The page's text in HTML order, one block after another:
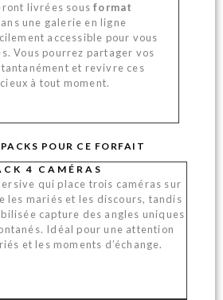
livrées sousformat
une galerie en ligne
accessible pour vous
Vous pourrez partager vos
et revivre ces
à tout moment.
POUR CE FORFAIT
4 CAMÉRAS
qui place trois caméras sur
les mariés et les discours, tandis
capture des angles uniques
Idéal pour une attention
et les moments d’échange.